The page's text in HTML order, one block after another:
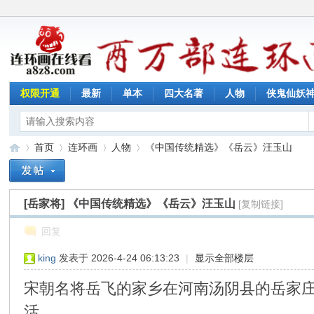
权限开通 最新 单本 四大名著 人物 侠鬼仙妖
»
首页
›
连环画
›
人物
›
《中国传统精选》《岳云》汪玉山
[岳家将] 《中国传统精选》《岳云》汪玉山 [复制链接]
回复
king 发表于 2026-4-24 06:13:23 | 显示全部楼层
宋朝名将岳飞的家乡在河南汤阴县的岳家